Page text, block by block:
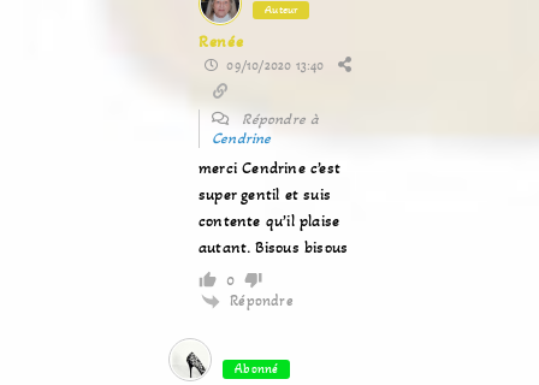
Auteur
Renée
09/10/2020 13:40
Répondre à
Cendrine
merci Cendrine c’est
super gentil et suis
contente qu’il plaise
autant. Bisous bisous
0
Répondre
Abonné